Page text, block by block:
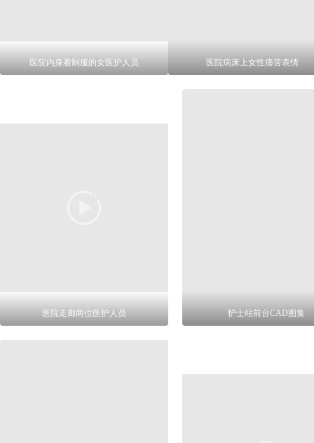
医院内身着制服的女医护人员 医院病床上女性痛苦表情
医院走廊两位医护人员 护士站前台CAD图集